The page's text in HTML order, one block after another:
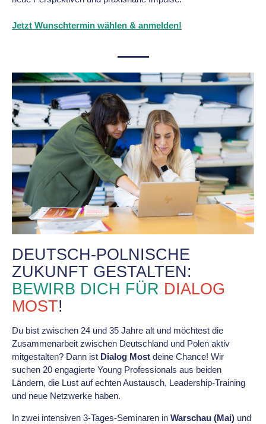
Jetzt Wunschtermin wählen & anmelden!
DEUTSCH-POLNISCHE
ZUKUNFT GESTALTEN:
BEWIRB DICH FÜR DIALOG
MOST!
Du bist zwischen 24 und 35 Jahre alt und möchtest die
Zusammenarbeit zwischen Deutschland und Polen aktiv
mitgestalten? Dann ist Dialog Most deine Chance! Wir
suchen 20 engagierte Young Professionals aus beiden
Ländern, die Lust auf echten Austausch, Leadership-Training
und neue Netzwerke haben.
In zwei intensiven 3-Tages-Seminaren in Warschau (Mai) und